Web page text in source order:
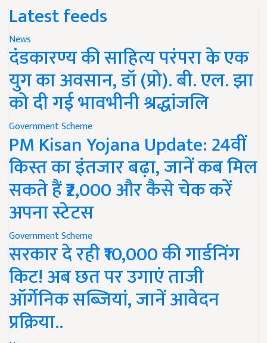
Latest feeds
News
दंडकारण्य की साहित्य परंपरा के एक
युग का अवसान, डॉ (प्रो). बी. एल. झा
को दी गई भावभीनी श्रद्धांजलि
Government Scheme
PM Kisan Yojana Update: 24वीं
किस्त का इंतजार बढ़ा, जानें कब मिल
सकते हैं ₹2,000 और कैसे चेक करें
अपना स्टेटस
Government Scheme
सरकार दे रही ₹10,000 की गार्डनिंग
किट! अब छत पर उगाएं ताजी
ऑर्गेनिक सब्जियां, जानें आवेदन
प्रक्रिया..